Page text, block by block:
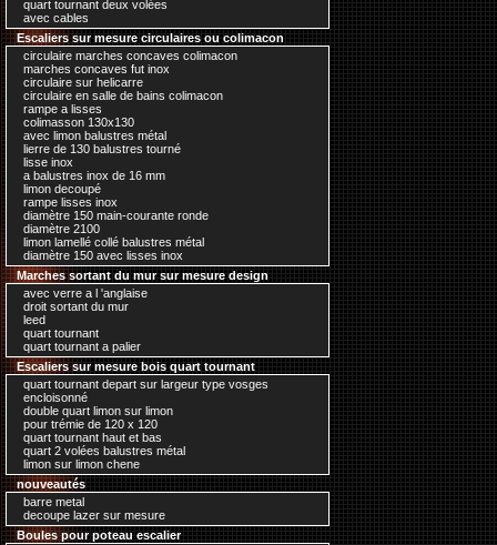
quart tournant deux volées
avec cables
Escaliers sur mesure circulaires ou colimacon
circulaire marches concaves colimacon
marches concaves fut inox
circulaire sur helicarre
circulaire en salle de bains colimacon
rampe a lisses
colimasson 130x130
avec limon balustres métal
lierre de 130 balustres tourné
lisse inox
a balustres inox de 16 mm
limon decoupé
rampe lisses inox
diamètre 150 main-courante ronde
diamètre 2100
limon lamellé collé balustres métal
diamètre 150 avec lisses inox
Marches sortant du mur sur mesure design
avec verre a l 'anglaise
droit sortant du mur
leed
quart tournant
quart tournant a palier
Escaliers sur mesure bois quart tournant
quart tournant depart sur largeur type vosges
encloisonné
double quart limon sur limon
pour trémie de 120 x 120
quart tournant haut et bas
quart 2 volées balustres métal
limon sur limon chene
nouveautés
barre metal
decoupe lazer sur mesure
Boules pour poteau escalier